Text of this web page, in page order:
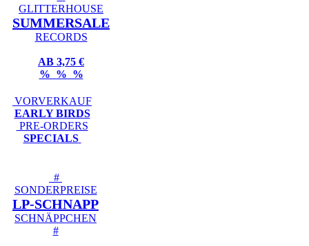
GLITTERHOUSE
SUMMERSALE
RECORDS
AB 3,75 €
% % %
VORVERKAUF
EARLY BIRDS
PRE-ORDERS
SPECIALS
#
SONDERPREISE
LP-SCHNAPP
SCHNÄPPCHEN
#